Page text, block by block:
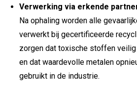
Verwerking via erkende
Na ophaling worden alle
verwerkt bij gecertificeerde
zorgen dat toxische stoffen
en dat waardevolle metalen
gebruikt in de industrie.